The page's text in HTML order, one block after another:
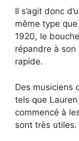
Il s’agit donc
même type
1920, le
répandre à
rapide.
Des musiciens
tels que
commencé à
sont très utiles.